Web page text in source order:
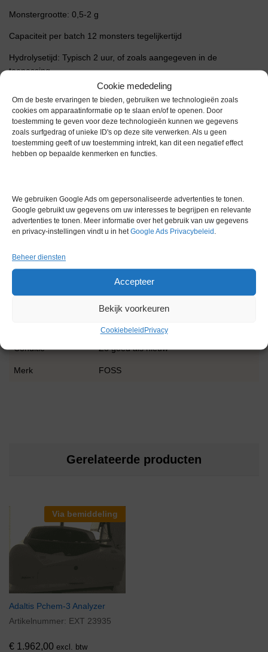
Cookie mededeling
Om de beste ervaringen te bieden, gebruiken we technologieën zoals
cookies om apparaatinformatie op te slaan en/of te openen. Door
toestemming te geven voor deze technologieën kunnen we gegevens
zoals surfgedrag of unieke ID's op deze site verwerken. Als u geen
toestemming geeft of uw toestemming intrekt, kan dit een negatief effect
hebben op bepaalde kenmerken en functies.
We gebruiken Google Ads om gepersonaliseerde advertenties te tonen.
Google gebruikt uw gegevens om uw interesses te begrijpen en relevante
advertenties te tonen. Meer informatie over het gebruik van uw gegevens
en privacy-instellingen vindt u in hetGoogle Ads Privacybeleid .
Beheer diensten
Accepteer
Bekijk voorkeuren
Cookiebeleid Privacy
Monstergrootte: 0,5-2 g
Capaciteit per batch 12 monsters tegelijkertijd
Hydrolysetijd: Typisch 2 uur, of zoals aangegeven in de
toepassing
Watervoorziening Twee waterkranen – voor koeling en ook voor
spoelwater.
Temperatuur: 5-40 °C
Externe afmetingen (B) x (D) x (H): 430 x 340 x 310 mm
Gewicht: 18 kg
Extra informatie
0,0 kg
1 maand
Conditie Zo goed als nieuw
Merk FOSS
Gerelateerde producten
Via bemiddeling
Adaltis Pchem-3 Analyzer
Artikelnummer: EXT 23935
€ 1.962,00 excl. btw